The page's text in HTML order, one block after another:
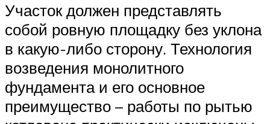
Участок должен представлять
собой ровную площадку без уклона
в какую-либо сторону. Технология
возведения монолитного
фундамента и его основное
преимущество – работы по рытью